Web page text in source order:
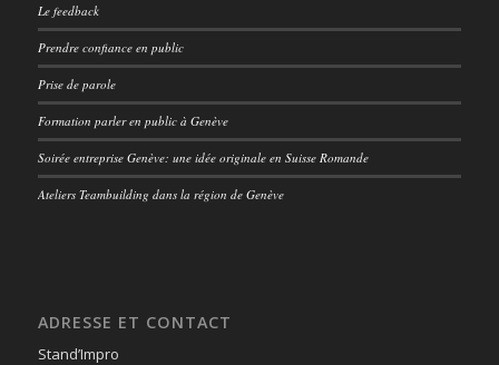
Le feedback
Prendre confiance en public
Prise de parole
Formation parler en public à Genève
Soirée entreprise Genève: une idée originale en Suisse Romande
Ateliers Teambuilding dans la région de Genève
ADRESSE ET CONTACT
Stand’Impro